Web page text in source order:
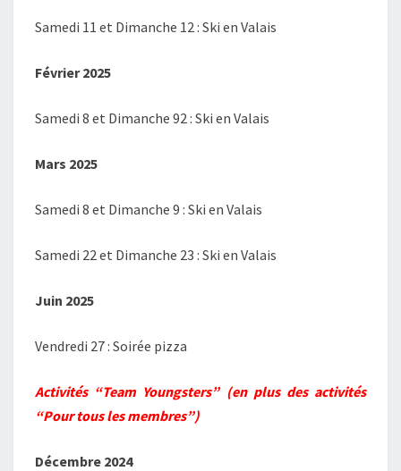
Samedi 11 et Dimanche 12 : Ski en Valais
Février 2025
Samedi 8 et Dimanche 92 : Ski en Valais
Mars 2025
Samedi 8 et Dimanche 9 : Ski en Valais
Samedi 22 et Dimanche 23 : Ski en Valais
Juin 2025
Vendredi 27 : Soirée pizza
Activités “Team Youngsters” (en plus des activités
“Pour tous les membres”)
Décembre 2024